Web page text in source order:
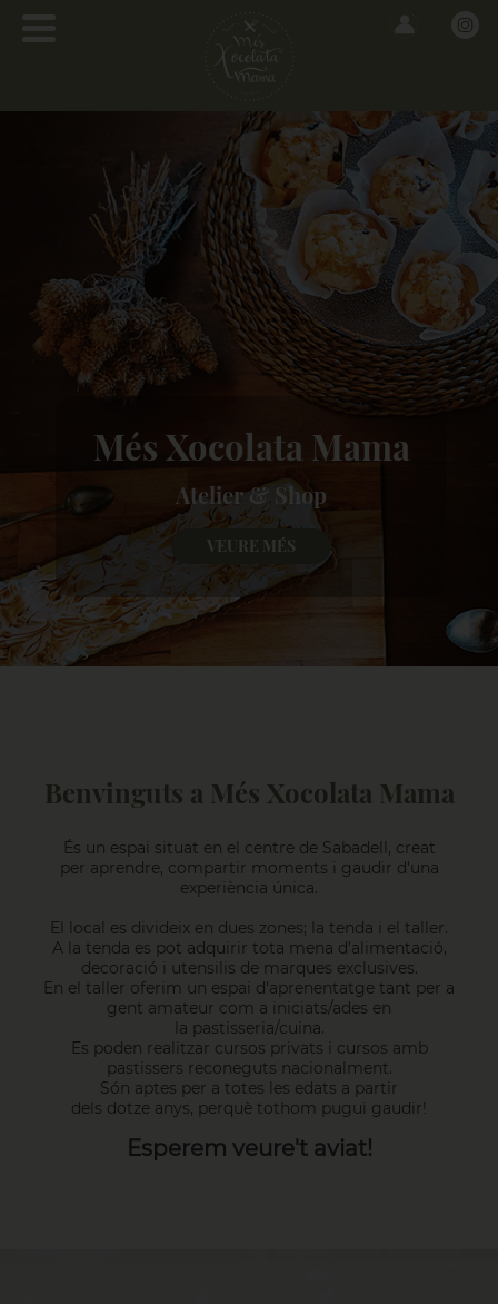
Més Xocolata Mama
Atelier & Shop
VEURE MÉS
Benvinguts a Més Xocolata Mama
És un espai situat en el centre de Sabadell, creat
per aprendre, compartir moments i gaudir d'una
experiència única.
El local es divideix en dues zones; la tenda i el taller.
A la tenda es pot adquirir tota mena d'alimentació,
decoració i utensilis de marques exclusives.
En el taller oferim un espai d'aprenentatge tant per a
gent amateur com a iniciats/ades en
la pastisseria/cuina.
Es poden realitzar cursos privats i cursos amb
pastissers reconeguts nacionalment.
Són aptes per a totes les edats a partir
dels dotze anys, perquè tothom pugui gaudir!
Esperem veure't aviat!